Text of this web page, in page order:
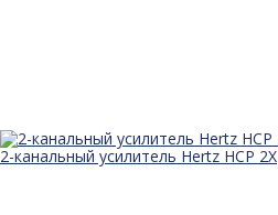
2-канальный усилитель Hertz HCP 2X